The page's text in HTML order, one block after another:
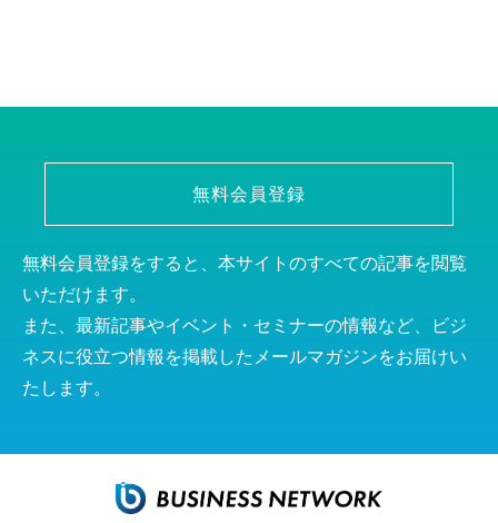
無料会員登録
無料会員登録をすると、本サイトのすべての記事を閲覧
いただけます。
また、最新記事やイベント・セミナーの情報など、ビジ
ネスに役立つ情報を掲載したメールマガジンをお届けい
たします。